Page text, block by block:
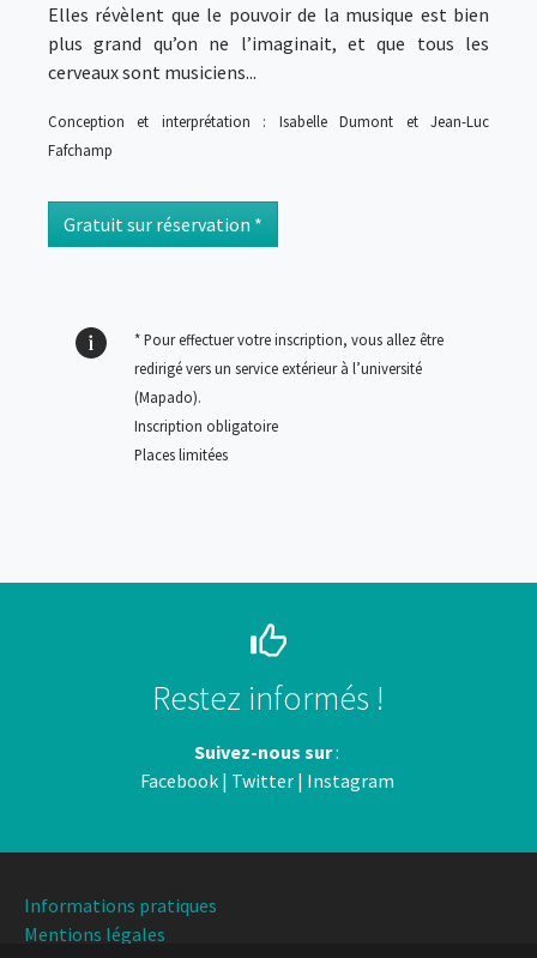
Elles révèlent que le pouvoir de la musique est bien
plus grand qu’on ne l’imaginait, et que tous les
cerveaux sont musiciens...
Conception et interprétation : Isabelle Dumont et Jean-Luc
Fafchamp
Gratuit sur réservation *
* Pour effectuer votre inscription, vous allez être
redirigé vers un service extérieur à l’université
(Mapado).
Inscription obligatoire
Places limitées
Restez informés !
Suivez-nous sur:
Facebook| Twitter| Instagram
Informations pratiques
Mentions légales